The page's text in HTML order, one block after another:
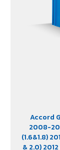
Accord
2008-
(1.6&1.8)
& 2.0) 2012